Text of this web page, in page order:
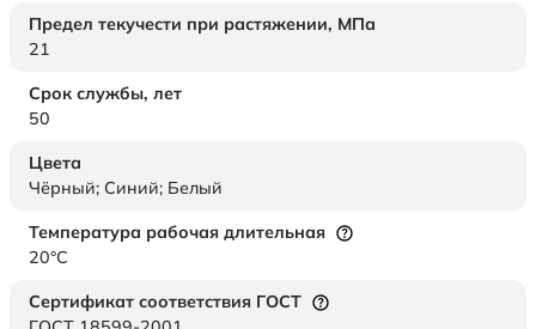
Предел текучести при растяжении, МПа
21
Срок службы, лет
50
Цвета
Чёрный; Синий; Белый
Температура рабочая длительная
20°C
Сертификат соответствия ГОСТ